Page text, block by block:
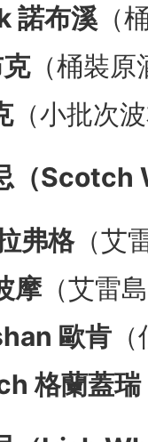
諾布溪 （
（桶裝原
（小批次
（Scotch
弗格（艾
摩（艾雷
歐肯
格蘭蓋瑞